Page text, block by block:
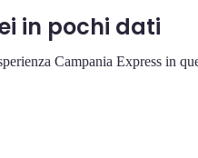
in pochi dati
Campania Express in